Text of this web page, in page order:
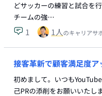
どサッカーの練習と試合を
チームの強…
1 1人のキャリアサ
接客革新で顧客満足度ア
初めまして。いつも
己PRの添削をお願いいたし